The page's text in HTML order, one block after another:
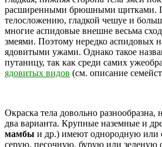
расширенными брюшными щитками.
телосложению, гладкой чешуе и
многие аспидовые внешне весьма
змеями. Поэтому нередко аспидовых
ядовитыми ужами. Однако такое
путаницу, так как среди самих
ядовитых видов (см. описание
Окраска тела довольно
два варианта. Крупные наземные и
мамбы и др.) имеют однородную или
серую, песочную, бурую или зеленую